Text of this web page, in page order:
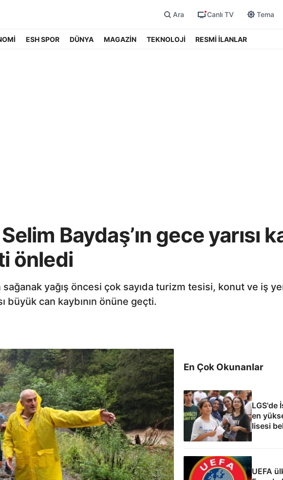
Ara Canlı TV Tema
ESH SPOR DÜNYA MAGAZİN TEKNOLOJİ RESMİ İLANLAR
Baydaş’ın gece yarısı
önledi
yağış öncesi çok sayıda turizm tesisi, konut ve iş
büyük can kaybının önüne geçti.
En Çok Okunanlar
LGS'de
en
lisesi
UEFA